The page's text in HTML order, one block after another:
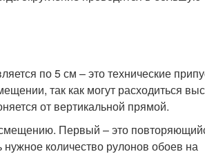
по 5 см – это технические
так как могут расходиться
от вертикальной прямой.
Первый – это
количество рулонов обоев на